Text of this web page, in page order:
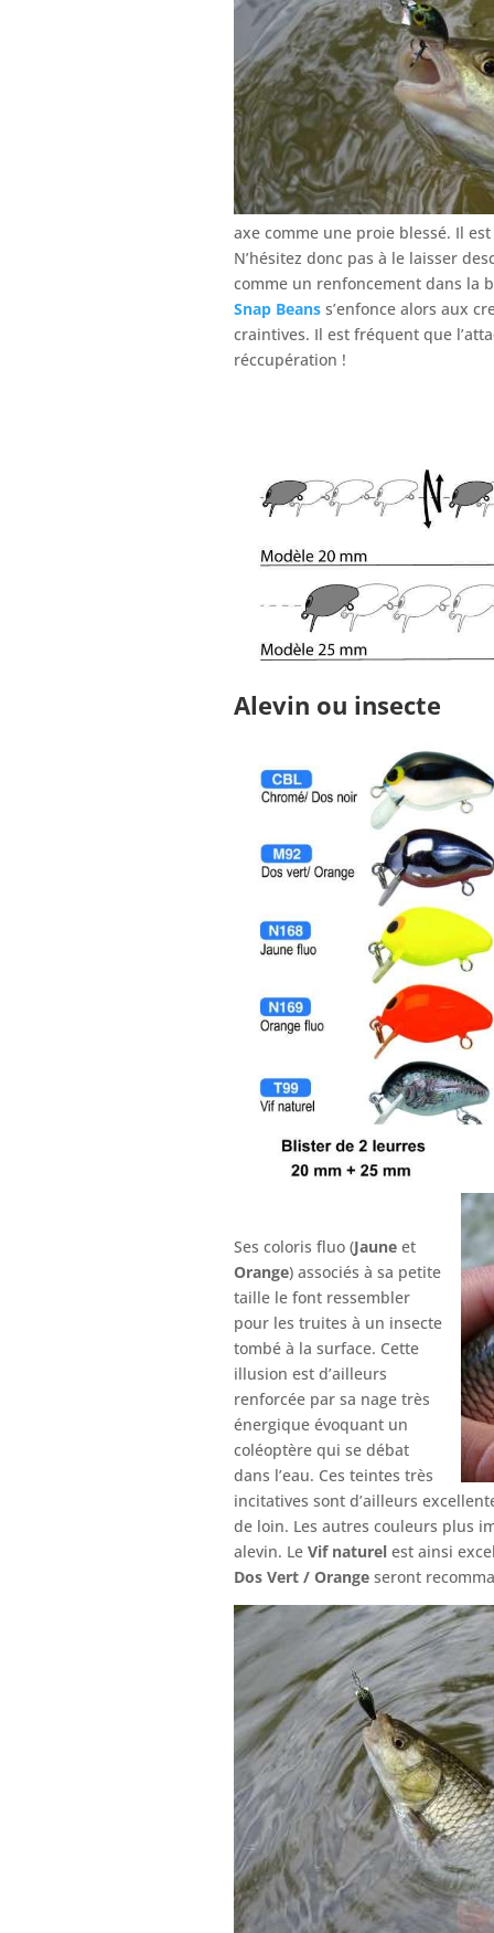
axe comme une proie blessé. Il
N’hésitez donc pas à le laisser
comme un renfoncement dans la
Snap Beans s’enfonce alors aux
craintives. Il est fréquent que
réccupération !
Alevin ou insecte
Ses coloris fluo (Jauneet
Orange) associés à sa petite
taille le font ressembler
pour les truites à un insecte
tombé à la surface. Cette
illusion est d’ailleurs
renforcée par sa nage très
énergique évoquant un
coléoptère qui se débat
dans l’eau. Ces teintes très
incitatives sont d’ailleurs
de loin. Les autres couleurs plus
alevin. Le Vif naturelest ainsi
Dos Vert / Orangeseront